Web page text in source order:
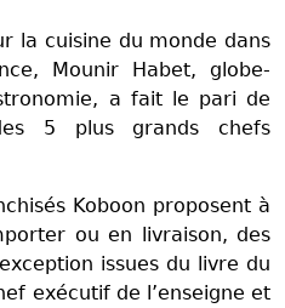
la cuisine du monde dans
Mounir Habet, globe-
a fait le pari de
5 plus grands chefs
Koboon proposent à
ou en livraison, des
issues du livre du
exécutif de l’enseigne et